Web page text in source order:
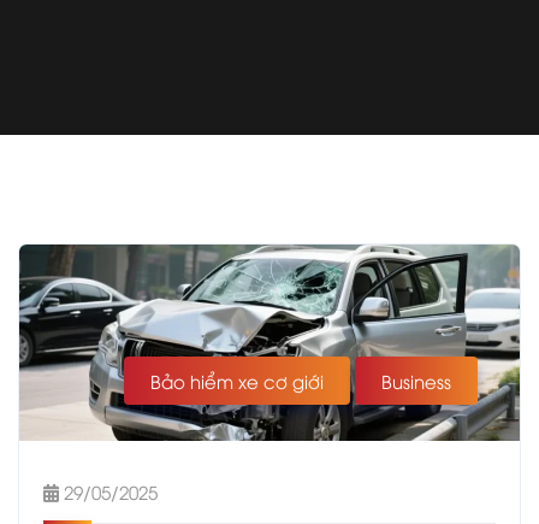
Bảo hiểm xe cơ giới Business
29/05/2025